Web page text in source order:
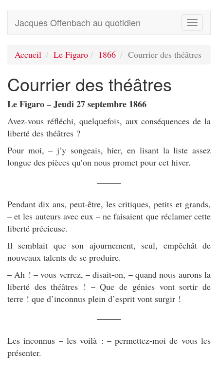
Toggle
Jacques Offenbach au quotidien
Accueil Le Figaro 1866 Courrier des théâtres
Courrier des théâtres
Le Figaro – Jeudi 27 septembre 1866
Avez-vous réfléchi, quelquefois, aux conséquences de la
liberté des théâtres ?
Pour moi, – j’y songeais, hier, en lisant la liste assez
longue des pièces qu’on nous promet pour cet hiver.
Pendant dix ans, peut-être, les critiques, petits et grands,
– et les auteurs avec eux – ne faisaient que réclamer cette
liberté précieuse.
Il semblait que son ajournement, seul, empêchât de
nouveaux talents de se produire.
– Ah ! – vous verrez, – disait-on, – quand nous aurons la
liberté des théâtres ! – Que de génies vont sortir de
terre ! que d’inconnus plein d’esprit vont surgir !
Les inconnus – les voilà : – permettez-moi de vous les
présenter.